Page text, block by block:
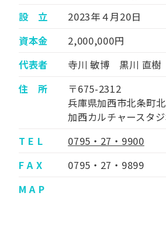
設 立
2023年４月20日
資本金
2,000,000円
代表者
寺川 敏博 黒川 直樹
住 所
〒675-2312
兵庫県加西市北条町
加西カルチャースタ
T E L
0795・27・9900
F A X
0795・27・9899
M A P